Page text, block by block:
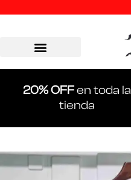
20% OFFen toda la
tienda